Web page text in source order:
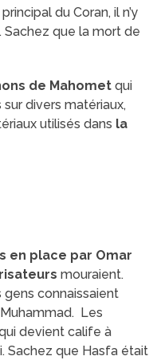
du Coran, il n’y
que la mort de
de Mahomet qui
divers matériaux,
utilisés dans la
en place par Omar
mouraient.
connaissaient
Les
devient calife à
Sachez que Hasfa était